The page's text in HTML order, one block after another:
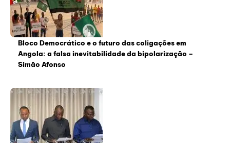
Bloco Democrático e o futuro das coligações em
Angola: a falsa inevitabilidade da bipolarização –
Simão Afonso